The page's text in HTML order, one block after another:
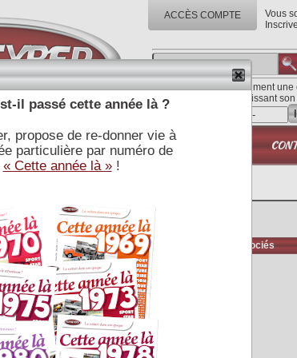
ACCÈS COMPTE
Vous
Lisez directement une
en saisissant
RÉFÉRENCES
JOURNALISTIQUES
BOUTIQUE
de la route.
la fiche technique associée
issue des accords Citroën -
sportive, des performances de
200 Km/h. Elle bénéficie de toute
traction avant, mais aussi
Médias associés
il passé cette année là ?
propose de re-donner vie à
particulière par numéro de
« Cette année là »!